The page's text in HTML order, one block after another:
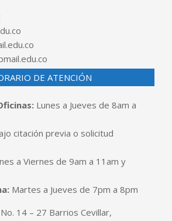
DE ATENCIÓN
Lunes a Jueves de 8am a
citación previa o solicitud
a Viernes de 9am a 11am y
Martes a Jueves de 7pm a 8pm
14 – 27 Barrios Cevillar,